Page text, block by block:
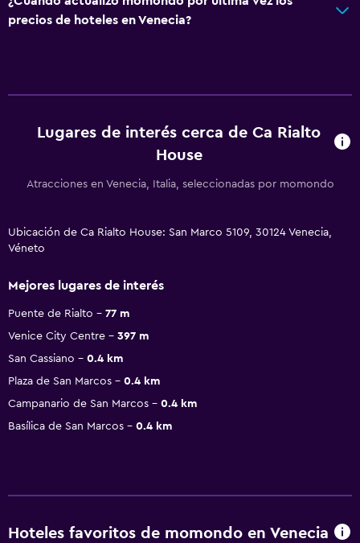
precios de hoteles en Venecia?
Lugares de interés cerca de Ca Rialto
House
Atracciones en Venecia, Italia, seleccionadas por momondo
Ubicación de Ca Rialto House: San Marco 5109, 30124 Venecia,
Véneto
Mejores lugares de interés
Puente de Rialto
77 m
Venice City Centre
397 m
San Cassiano
0.4 km
Plaza de San Marcos
0.4 km
Campanario de San Marcos
0.4 km
Basílica de San Marcos
0.4 km
Hoteles favoritos de momondo en Venecia